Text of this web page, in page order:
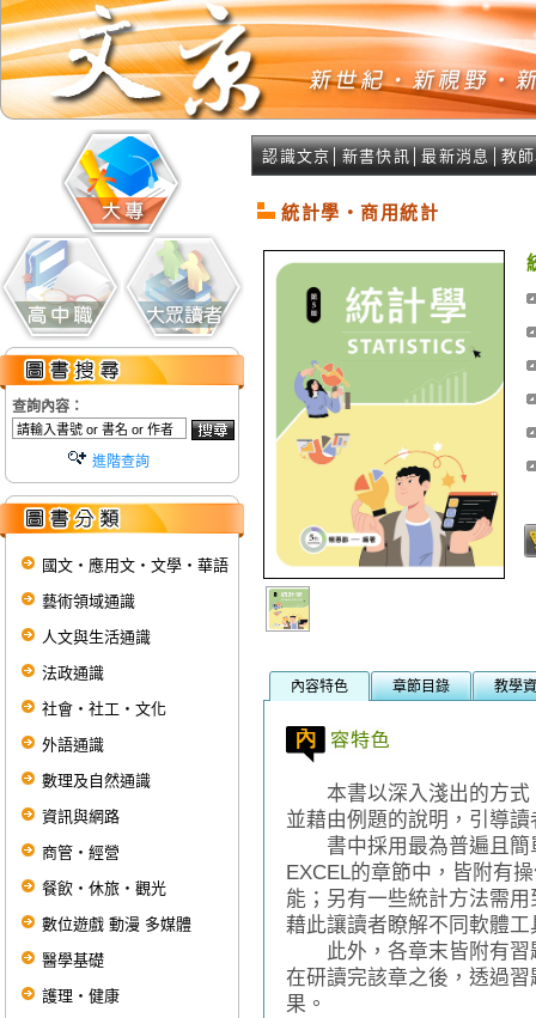
查詢內容：
進階查詢
國文‧應用文‧文學‧華語
藝術領域通識
人文與生活通識
法政通識
社會‧社工‧文化
外語通識
數理及自然通識
資訊與網路
商管‧經營
餐飲‧休旅‧觀光
數位遊戲 動漫 多媒體
醫學基礎
護理‧健康
認識文京 新書快訊 │最新消息 教
統計學‧商用統計
內容特色 章節目錄 教學
本書以深入淺出的方式
並藉由例題的說明，引導
書中採用最為普遍且簡
EXCEL的章節中，皆附有
能；另有一些統計方法需
藉此讓讀者瞭解不同軟體
此外，各章末皆附有習
在研讀完該章之後，透過
果。